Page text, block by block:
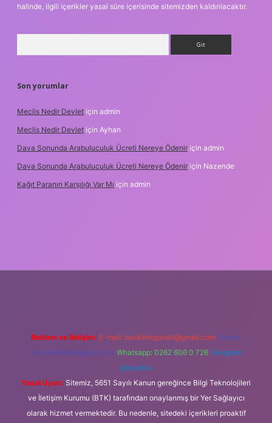
halinde, ilgili içerikler yasal süre içerisinde sitemizden kaldırılacaktır.
Son yorumlar
Meclis Nedir Devlet için admin
Meclis Nedir Devlet için Ayhan
Dava Sonunda Arabuluculuk Ücreti Nereye Ödenir için admin
Dava Sonunda Arabuluculuk Ücreti Nereye Ödenir için Nazende
Kağıt Paranın Karşılığı Var Mı için admin
Reklam ve İletişim: E-mail: backlinkpaneli@gmail.com Teams:
forumhizmeti@gmail.com Whatsapp: 0262 606 0 726 Telegram:
@karabul
Yasal Uyarı: Sitemiz, 5651 Sayılı Kanun gereğince Bilgi Teknolojileri
ve İletişim Kurumu (BTK) tarafından onaylanmış bir Yer Sağlayıcı
olarak hizmet vermektedir. Bu nedenle, sitedeki içerikleri proaktif